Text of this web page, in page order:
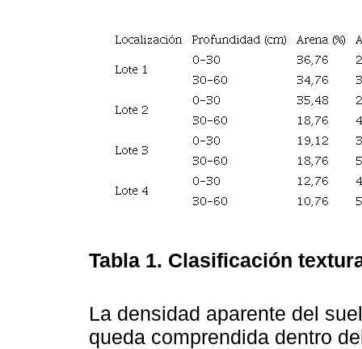
Tabla 1. Clasificación
La densidad aparente del
queda comprendida dentro